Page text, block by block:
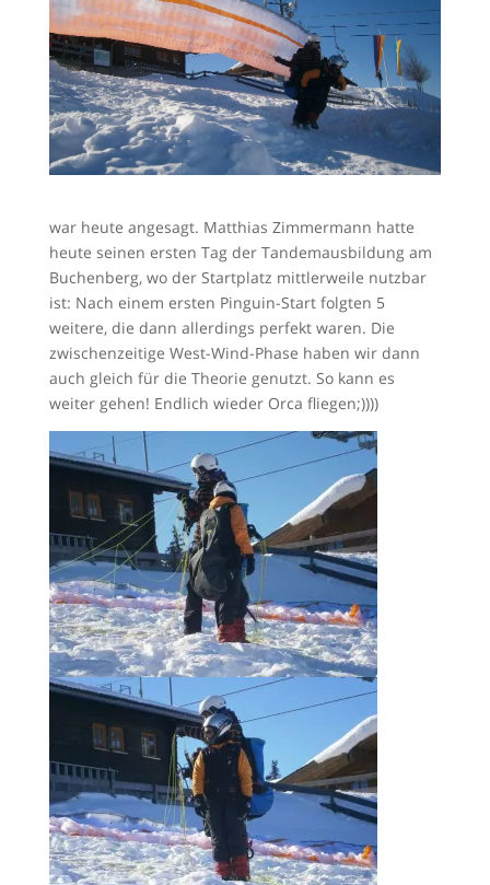
war heute angesagt. Matthias Zimmermann hatte
heute seinen ersten Tag der Tandemausbildung am
Buchenberg, wo der Startplatz mittlerweile nutzbar
ist: Nach einem ersten Pinguin-Start folgten 5
weitere, die dann allerdings perfekt waren. Die
zwischenzeitige West-Wind-Phase haben wir dann
auch gleich für die Theorie genutzt. So kann es
weiter gehen! Endlich wieder Orca fliegen;))))